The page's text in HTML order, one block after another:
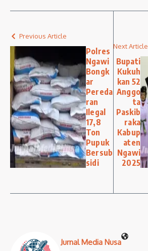
Previous Article
Polres
Ngawi
Bongk
ar
Pereda
ran
Ilegal
17,8
Ton
Pupuk
Bersub
sidi
Next Article
Bupati
Kukuh
kan 52
Anggo
ta
Paskib
raka
Kabup
aten
Ngawi
2025
Jurnal Media Nusa